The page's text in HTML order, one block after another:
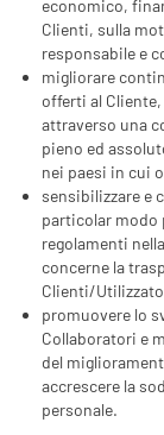
economico,
Clienti, sulla
responsabile e
migliorare
offerti al
attraverso una
pieno ed
nei paesi in cui
sensibilizzare e
particolar modo
regolamenti
concerne la
Clienti/
promuovere lo
Collaboratori e
del
accrescere la
personale.